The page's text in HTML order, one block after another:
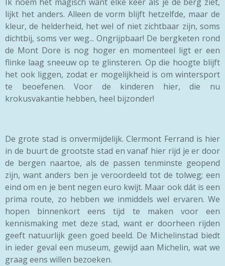
Ik noem het magisch want elke keer als je de berg ziet,
lijkt het anders. Alleen de vorm blijft hetzelfde, maar de
kleur, de helderheid, het wel of niet zichtbaar zijn, soms
dichtbij, soms ver weg... Ongrijpbaar! De bergketen rond
de Mont Dore is nog hoger en momenteel ligt er een
flinke laag sneeuw op te glinsteren. Op die hoogte blijft
het ook liggen, zodat er mogelijkheid is om wintersport
te beoefenen. Voor de kinderen hier, die nu
krokusvakantie hebben, heel bijzonder!
De grote stad is onvermijdelijk. Clermont Ferrand is hier
in de buurt de grootste stad en vanaf hier rijd je er door
de bergen naartoe, als de passen tenminste geopend
zijn, want anders ben je veroordeeld tot de tolweg; een
eind om en je bent negen euro kwijt. Maar ook dát is een
prima route, zo hebben we inmiddels wel ervaren. We
hopen binnenkort eens tijd te maken voor een
kennismaking met deze stad, want er doorheen rijden
geeft natuurlijk geen goed beeld. De Michelinstad biedt
in ieder geval een museum, gewijd aan Michelin, wat we
graag eens willen bezoeken.